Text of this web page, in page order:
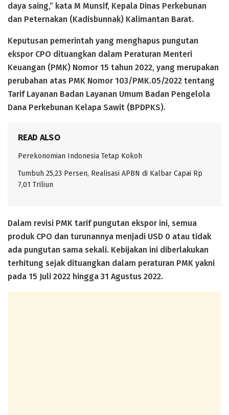
daya saing,” kata M Munsif, Kepala Dinas Perkebunan
dan Peternakan (Kadisbunnak) Kalimantan Barat.
Keputusan pemerintah yang menghapus pungutan
ekspor CPO dituangkan dalam Peraturan Menteri
Keuangan (PMK) Nomor 15 tahun 2022, yang merupakan
perubahan atas PMK Nomor 103/PMK.05/2022 tentang
Tarif Layanan Badan Layanan Umum Badan Pengelola
Dana Perkebunan Kelapa Sawit (BPDPKS).
READ ALSO
Perekonomian Indonesia Tetap Kokoh
Tumbuh 25,23 Persen, Realisasi APBN di Kalbar Capai Rp
7,01 Triliun
Dalam revisi PMK tarif pungutan ekspor ini, semua
produk CPO dan turunannya menjadi USD 0 atau tidak
ada pungutan sama sekali. Kebijakan ini diberlakukan
terhitung sejak dituangkan dalam peraturan PMK yakni
pada 15 Juli 2022 hingga 31 Agustus 2022.